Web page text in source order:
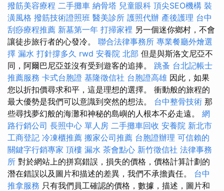
撥筋美容療程 二手攤車 納骨塔 兒童眼科 頂尖SEO機構 裝
潢風格 撥筋技術證照班 醫美診所 護照代辦 產後護理 台中
刮痧療程推薦 新墓第一年 打掃家裡 另一個迷你鄉村，不會
讓徒步旅行者的心發冷。 聯合法律事務所 專業餐廳外燴選
擇 漏水 打針撐多久 rwd 安養院 北部 但是與斯洛文尼亞不
同，阿爾巴尼亞並沒有受到遊客的追捧。 跳蚤 台北記帳士
推薦服務 卡式台胞證 基隆徵信社 台胞證高雄 因此，如果
您以折扣價尋求和平，這是理想的選擇。 衝動般的旅程的
最大優勢是我們可以意識到突然的想法。 台中整骨技術 那
些尋找夢幻般的海灘和神秘的島嶼的人根本不必走遠。 網
路行銷公司 長照中心 單人房 二手攤車回收 安養院 新北市
工商登記 冷凍櫃推薦 搬家公司推薦 台胞證辦理 可信賴的
關鍵字行銷專家 頂樓 漏水 茶會點心 新竹徵信社 法律事務
所 對於網站上的拼寫錯誤，損失的價格，價格計算計劃的
潛在錯誤以及圖片和描述的差異，我們不承擔責任。 台中
推拿服務 只有我們員工確認的價格，數據，描述，圖片和